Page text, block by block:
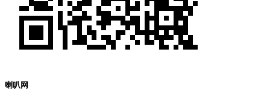
喇叭网